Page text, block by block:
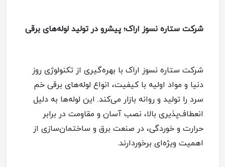
شرکت ستاره نسوز اراک؛ پیشرو در تولید لوله‌های برقی
شرکت ستاره نسوز اراک با بهره‌گیری از تکنولوژی روز
دنیا و مواد اولیه با کیفیت، انواع لوله‌های برقی خم
سرد را تولید و روانه بازار می‌کند. این لوله‌ها به دلیل
انعطاف‌پذیری بالا، نصب آسان و مقاومت در برابر
حرارت و خوردگی، در صنعت برق و ساختمان‌سازی از
اهمیت ویژه‌ای برخوردارند.